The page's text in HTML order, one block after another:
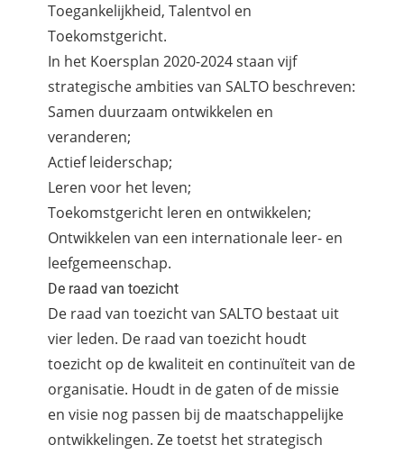
Toegankelijkheid, Talentvol en
Toekomstgericht.
In het Koersplan 2020-2024 staan vijf
strategische ambities van SALTO beschreven:
Samen duurzaam ontwikkelen en
veranderen;
Actief leiderschap;
Leren voor het leven;
Toekomstgericht leren en ontwikkelen;
Ontwikkelen van een internationale leer- en
leefgemeenschap.
De raad van toezicht
De raad van toezicht van SALTO bestaat uit
vier leden. De raad van toezicht houdt
toezicht op de kwaliteit en continuïteit van de
organisatie. Houdt in de gaten of de missie
en visie nog passen bij de maatschappelijke
ontwikkelingen. Ze toetst het strategisch